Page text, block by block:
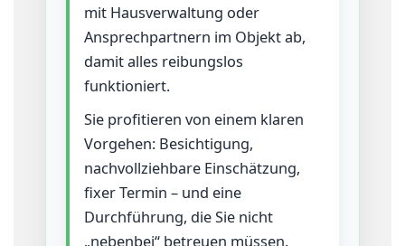
mit Hausverwaltung oder
Ansprechpartnern im Objekt ab,
damit alles reibungslos
funktioniert.
Sie profitieren von einem klaren
Vorgehen: Besichtigung,
nachvollziehbare Einschätzung,
fixer Termin – und eine
Durchführung, die Sie nicht
„nebenbei“ betreuen müssen.